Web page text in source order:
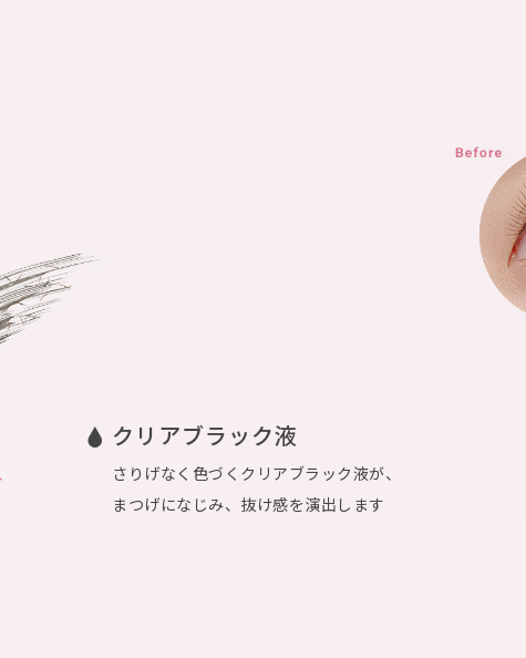
クリアブラック液
さりげなく色づくクリアブラック液が、
まつげになじみ、抜け感を演出します